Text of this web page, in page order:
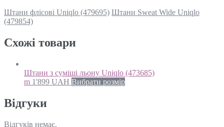
Штани флісові Uniqlo (479695) Штани Sweat Wide Uniqlo
(479854)
Схожi товари
Штани з суміші льону Uniqlo (473685)
m 1'899 UAH Вибрати розмір
Відгуки
Відгуків немає.